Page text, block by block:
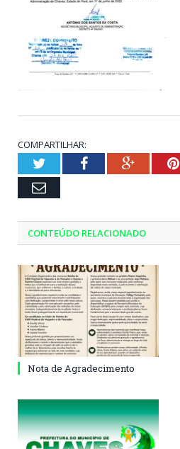
COMPARTILHAR:
TwitterFacebookGoogle+
Email
CONTEÚDO RELACIONADO
Nota de Agradecimento